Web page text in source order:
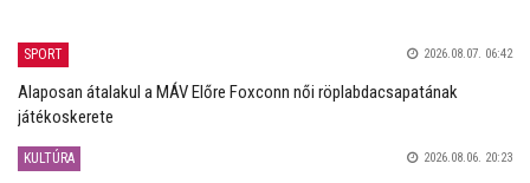
SPORT 2026.08.07. 06:42
Alaposan átalakul a MÁV Előre Foxconn női röplabdacsapatának
játékoskerete
KULTÚRA 2026.08.06. 20:23